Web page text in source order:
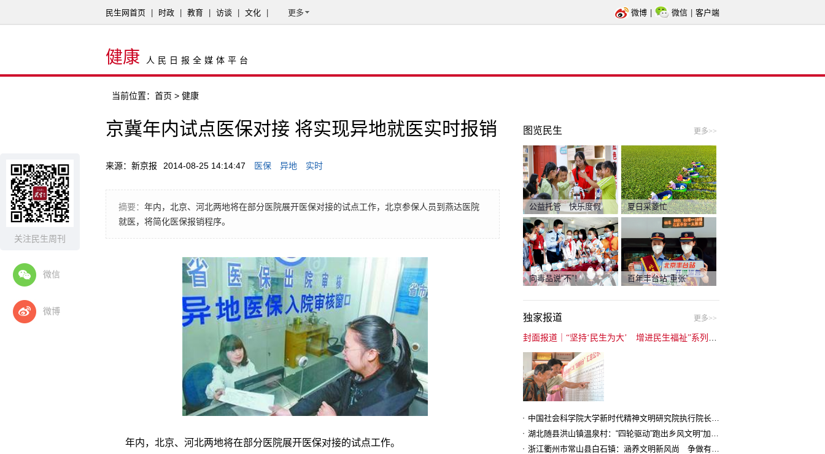
关注民生周刊
微信
微博
民生网首页 时政 教育 访谈 文化 更多 微博 微信 客户端
健康 人民日报全媒体平台
当前位置： 首页 > 健康
京冀年内试点医保对接 将实现异地就医实时报销
来源：新京报 2014-08-25 14:14:47 医保 异地 实时
摘要： 年内，北京、河北两地将在部分医院展开医保对接的试点工作，北京参保人员到燕达医院
就医，将简化医保报销程序。
年内，北京、河北两地将在部分医院展开医保对接的试点工作。
图览民生 更多>>
公益托管 快乐度假 夏日采菱忙
向毒品说“不”！ 百年丰台站“重张”
独家报道 更多>>
中国社会科学院大学新时代精神文明研究院执行院长王维国：文明村镇创建为乡村注入持久发展动力
湖北随县洪山镇温泉村：“四轮驱动”跑出乡风文明“加速度”
浙江衢州市常山县白石镇：涵养文明新风尚 争做有礼白石人